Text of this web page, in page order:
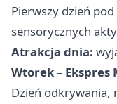
Pierwszy dzień
sensorycznych
Atrakcja dnia:
Wtorek – Ekspres
Dzień odkrywania,